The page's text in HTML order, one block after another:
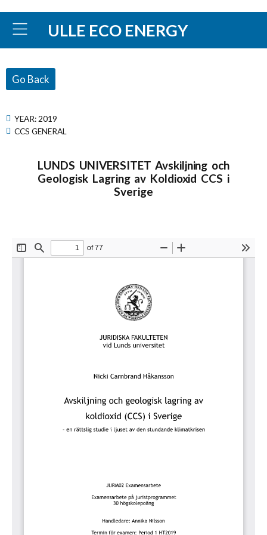
ULLE ECO ENERGY
Go Back
YEAR: 2019
CCS GENERAL
LUNDS UNIVERSITET Avskiljning och
Geologisk Lagring av Koldioxid CCS i
Sverige